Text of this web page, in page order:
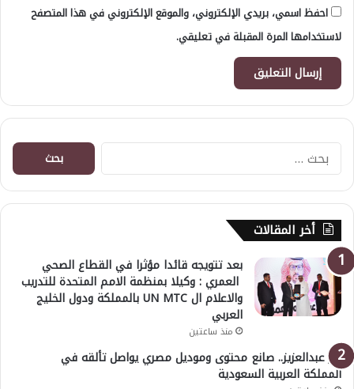
احفظ اسمي، بريدي الإلكتروني، والموقع الإلكتروني في هذا المتصفح
لاستخدامها المرة المقبلة في تعليقي.
البحث
عن:
أخر المقالات
بعد تتويجه قائدا مؤثرا في القطاع الصحي
العمري : وكيلا بمنظمة الامم المتحدة للتدريب
والاعلام ال UN MTC بالمملكة ودول الخليج
العربي
منذ ساعتين
بدر عبدالعزيز.. صانع محتوى وموديل مصري يواصل تألقه في
المملكة العربية السعودية